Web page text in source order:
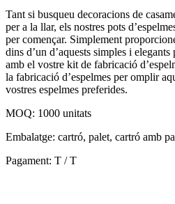
Tant si busqueu decoracions de
per a la llar, els nostres pots
per començar. Simplement
dins d’un d’aquests simples i
amb el vostre kit de fabricació
la fabricació d’espelmes per omplir
vostres espelmes preferides.
MOQ: 1000 unitats
Embalatge: cartró, palet, cartró amb
Pagament: T / T